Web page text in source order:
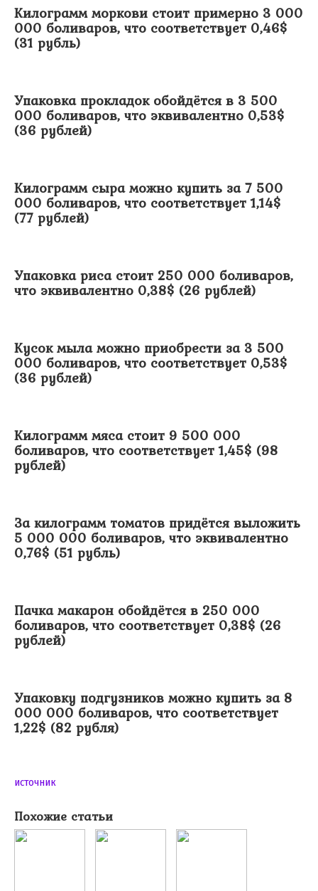
Килограмм моркови стоит примерно 3 000
000 боливаров, что соответствует 0,46$
(31 рубль)
Упаковка прокладок обойдётся в 3 500
000 боливаров, что эквивалентно 0,53$
(36 рублей)
Килограмм сыра можно купить за 7 500
000 боливаров, что соответствует 1,14$
(77 рублей)
Упаковка риса стоит 250 000 боливаров,
что эквивалентно 0,38$ (26 рублей)
Кусок мыла можно приобрести за 3 500
000 боливаров, что соответствует 0,53$
(36 рублей)
Килограмм мяса стоит 9 500 000
боливаров, что соответствует 1,45$ (98
рублей)
За килограмм томатов придётся выложить
5 000 000 боливаров, что эквивалентно
0,76$ (51 рубль)
Пачка макарон обойдётся в 250 000
боливаров, что соответствует 0,38$ (26
рублей)
Упаковку подгузников можно купить за 8
000 000 боливаров, что соответствует
1,22$ (82 рубля)
источник
Похожие статьи